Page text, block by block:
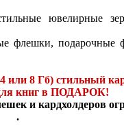
ювелирные
флешки,
8 Гб) стильный
книг в ПОДАРОК!
и кардхолдеров
.